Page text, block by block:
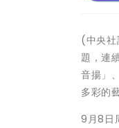
(中央
題，連
音揚」
多彩的
9月8日